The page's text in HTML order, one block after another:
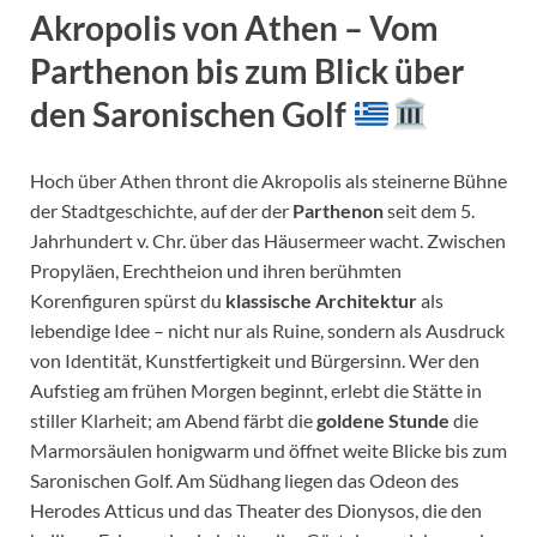
Akropolis von Athen – Vom
Parthenon bis zum Blick über
den Saronischen Golf
Hoch über Athen thront die Akropolis als steinerne Bühne
der Stadtgeschichte, auf der der Parthenonseit dem 5.
Jahrhundert v. Chr. über das Häusermeer wacht. Zwischen
Propyläen, Erechtheion und ihren berühmten
Korenfiguren spürst du klassische Architekturals
lebendige Idee – nicht nur als Ruine, sondern als Ausdruck
von Identität, Kunstfertigkeit und Bürgersinn. Wer den
Aufstieg am frühen Morgen beginnt, erlebt die Stätte in
stiller Klarheit; am Abend färbt diegoldene Stunde die
Marmorsäulen honigwarm und öffnet weite Blicke bis zum
Saronischen Golf. Am Südhang liegen das Odeon des
Herodes Atticus und das Theater des Dionysos, die den